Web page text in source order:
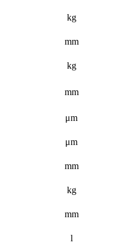
kg
mm
kg
mm
μm
μm
mm
kg
mm
l